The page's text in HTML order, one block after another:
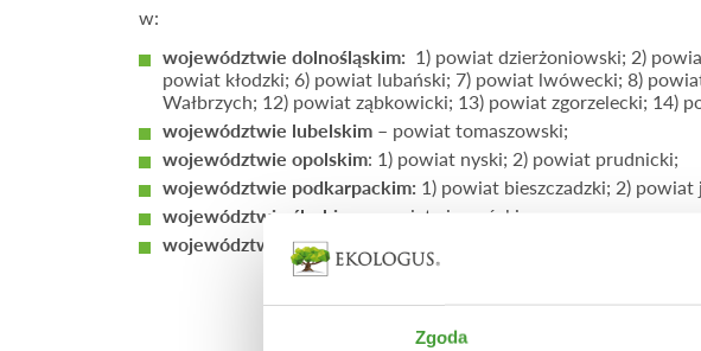
Zgoda
w:
województwie dolnośląskim: 1) powiat dzierżoniowski; 2)
powiat kłodzki; 6) powiat lubański; 7) powiat lwówecki; 8)
Wałbrzych; 12) powiat ząbkowicki; 13) powiat zgorzelecki; 14)
województwie lubelskim – powiat tomaszowski;
województwie opolskim: 1) powiat nyski; 2) powiat prudnicki;
województwie podkarpackim: 1) powiat bieszczadzki; 2)
województwie śląskim
– powiat cieszyński;
województwie świętokrzyskim: